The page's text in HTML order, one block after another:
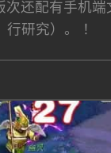
次还配有手机端
行研究）。 ！